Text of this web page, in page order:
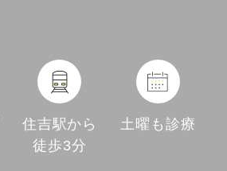
住吉駅から
徒歩3分
土曜も診療